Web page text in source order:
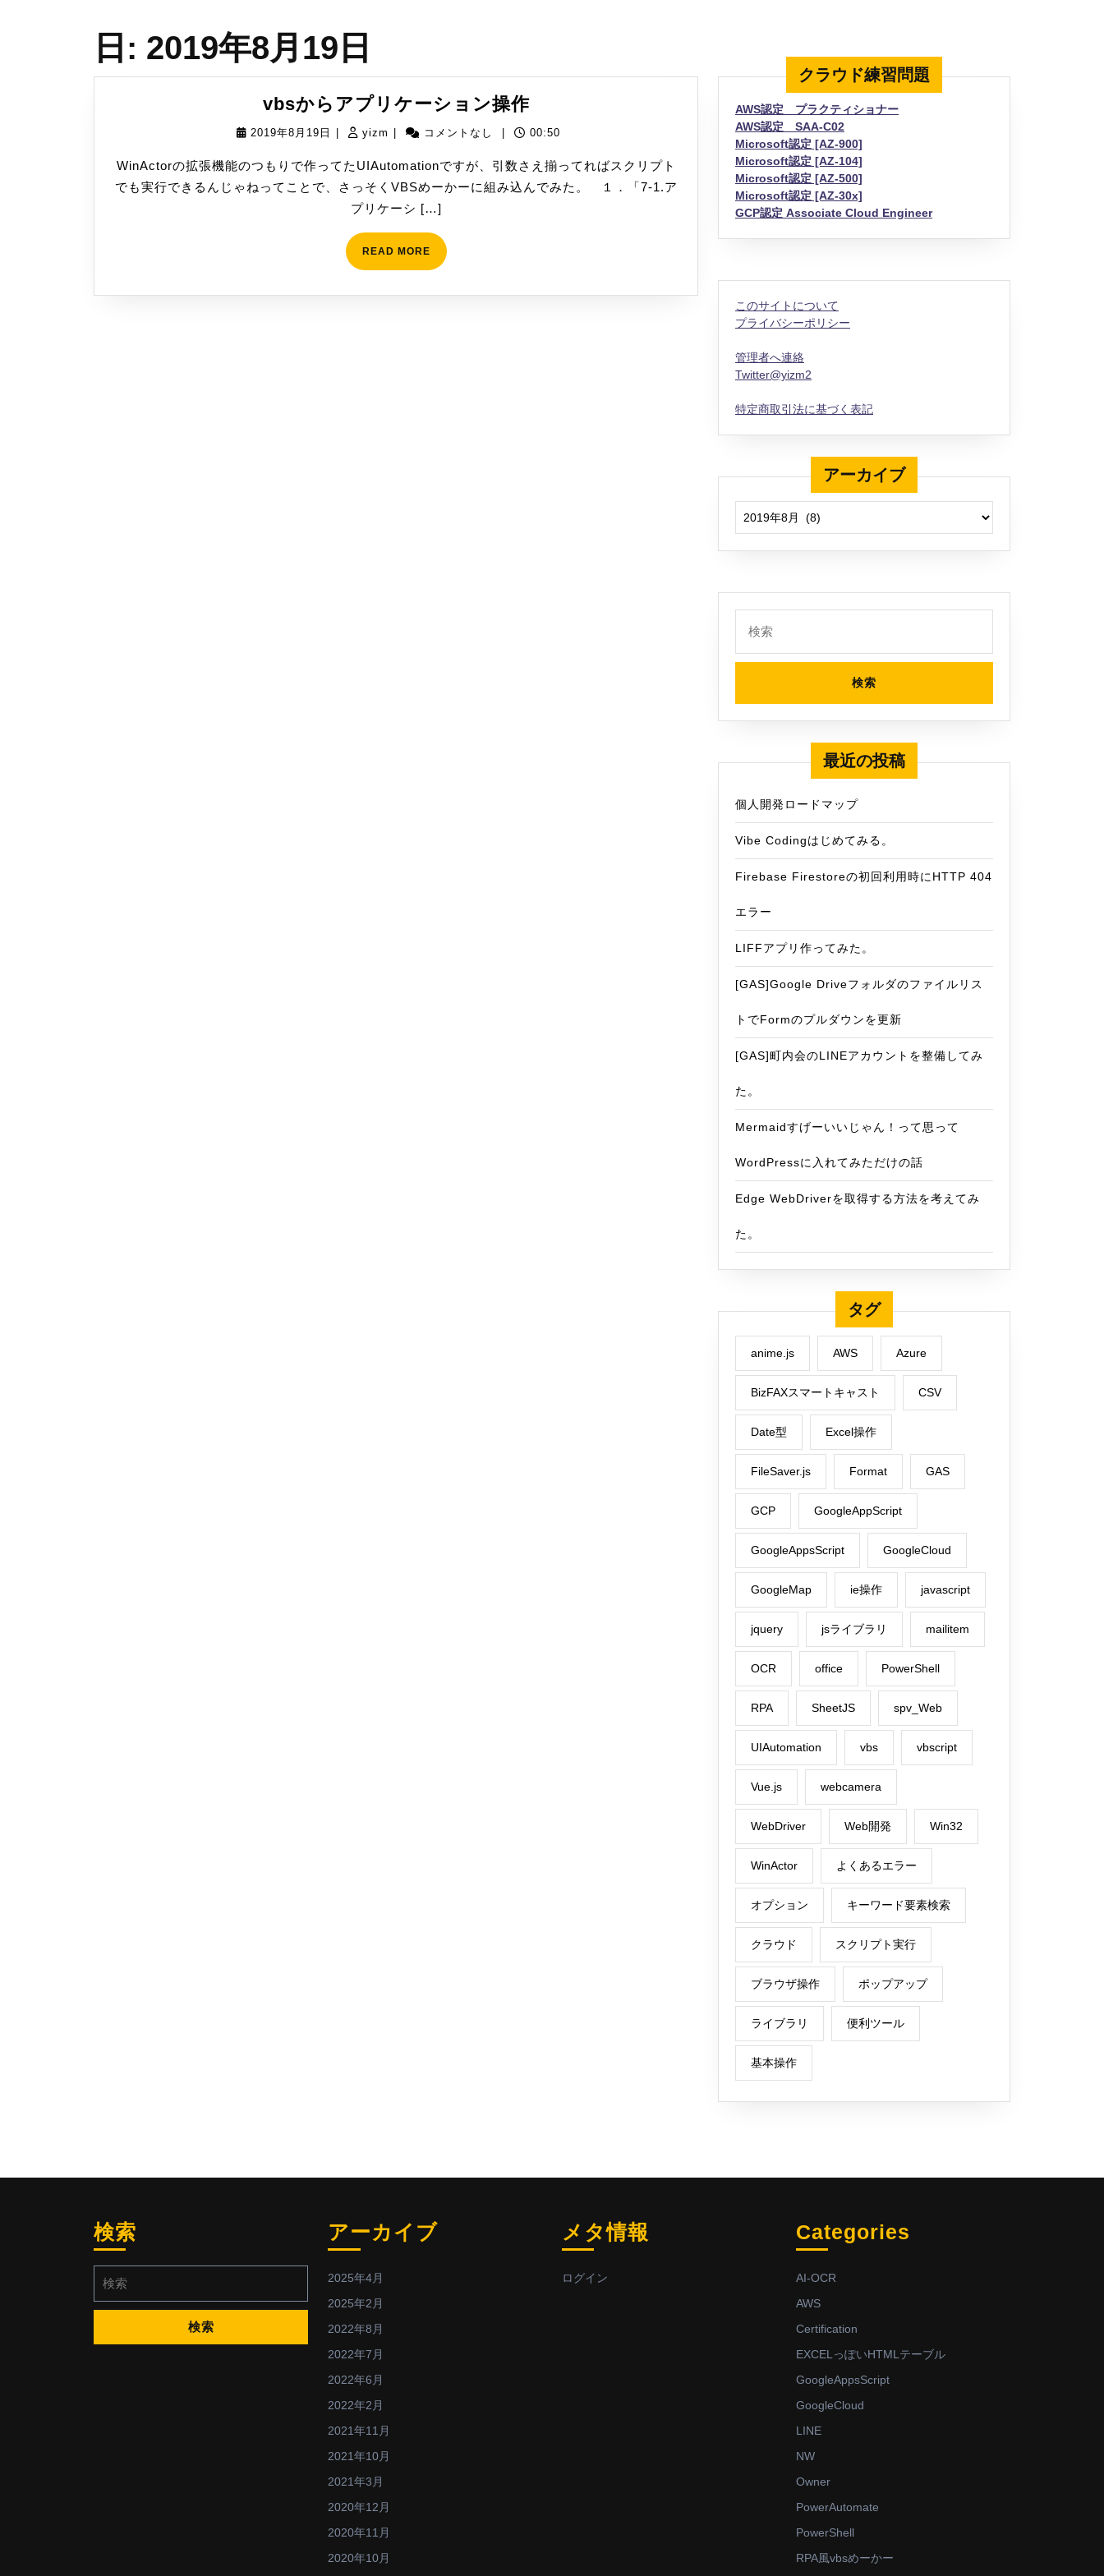
日: 2019年8月19日
vbsからアプリケーション操作vbs
か
ア
プ
ョ
2019年8月19日
2019
8
月
yizm yizm コメントなし 00:50
WinActorの拡張機能のつもりで作ってたUIAutomationですが、引数さえ揃ってればスクリプト
でも実行できるんじゃねってことで、さっそくVBSめーかーに組み込んでみた。 １．「7-1.ア
プリケーシ […]
READ MOREREAD
MORE
クラウド練習問題
AWS認定 プラクティショナー
AWS認定 SAA-C02
Microsoft認定 [AZ-900]
Microsoft認定 [AZ-104]
Microsoft認定 [AZ-500]
Microsoft認定 [AZ-30x]
GCP認定 Associate Cloud Engineer
このサイトについて
プライバシーポリシー
管理者へ連絡
Twitter@yizm2
特定商取引法に基づく表記
アーカイブ
索:
最近の投稿
個人開発ロードマップ
Vibe Codingはじめてみる。
Firebase Firestoreの初回利用時にHTTP 404
エラー
LIFFアプリ作ってみた。
[GAS]Google Driveフォルダのファイルリス
トでFormのプルダウンを更新
[GAS]町内会のLINEアカウントを整備してみ
た。
Mermaidすげーいいじゃん！って思って
WordPressに入れてみただけの話
Edge WebDriverを取得する方法を考えてみ
た。
タグ
anime.js AWS Azure
BizFAXスマートキャスト CSV
Date型 Excel操作
FileSaver.js Format GAS
GCP GoogleAppScript
GoogleAppsScript GoogleCloud
GoogleMap ie操作 javascript
jquery jsライブラリ mailitem
OCR office PowerShell
RPA SheetJS spv_Web
UIAutomation vbs vbscript
Vue.js webcamera
WebDriver Web開発 Win32
WinActor よくあるエラー
オプション キーワード要素検索
クラウド スクリプト実行
ブラウザ操作 ポップアップ
ライブラリ 便利ツール
基本操作
検索
索:
アーカイブ
2025年4月
2025年2月
2022年8月
2022年7月
2022年6月
2022年2月
2021年11月
2021年10月
2021年3月
2020年12月
2020年11月
2020年10月
メタ情報
ログイン
Categories
AI-OCR
AWS
Certification
EXCELっぽいHTMLテーブル
GoogleAppsScript
GoogleCloud
LINE
NW
Owner
PowerAutomate
PowerShell
RPA風vbsめーかー